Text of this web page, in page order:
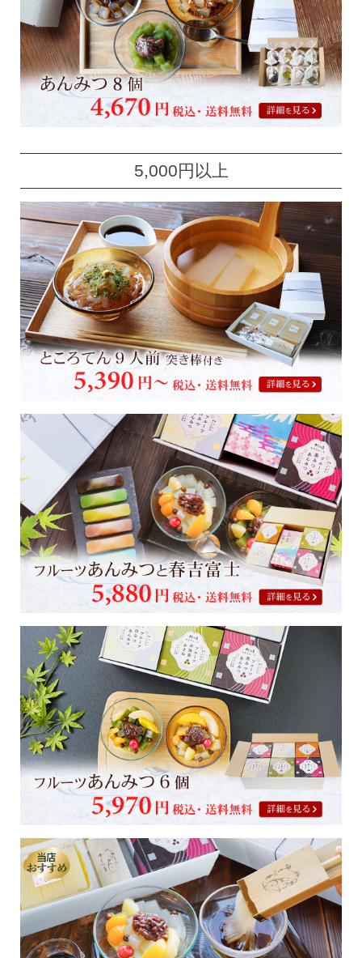
5,000円以上